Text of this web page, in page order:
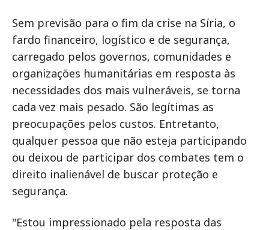
Sem previsão para o fim da crise na Síria, o
fardo financeiro, logístico e de segurança,
carregado pelos governos, comunidades e
organizações humanitárias em resposta às
necessidades dos mais vulneráveis, se torna
cada vez mais pesado. São legítimas as
preocupações pelos custos. Entretanto,
qualquer pessoa que não esteja participando
ou deixou de participar dos combates tem o
direito inalienável de buscar proteção e
segurança.
"Estou impressionado pela resposta das